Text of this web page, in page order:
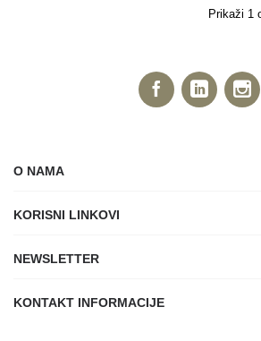
Prikaži 1
O NAMA
KORISNI LINKOVI
NEWSLETTER
KONTAKT INFORMACIJE